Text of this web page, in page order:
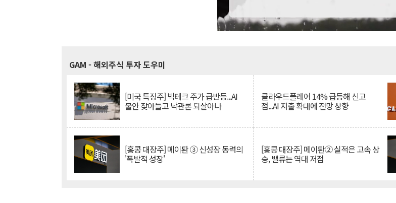
GAM - 해외주식 투자 도우미
[미국 특징주] 빅테크 주가 급반등...AI
불안 잦아들고 낙관론 되살아나
클라우드플레어 14% 급등해 신고
점...AI 지출 확대에 전망 상향
[홍콩 대장주] 메이퇀 ③ 신성장 동력의
'폭발적 성장'
[홍콩 대장주] 메이퇀② 실적은 고속 상
승, 밸류는 역대 저점